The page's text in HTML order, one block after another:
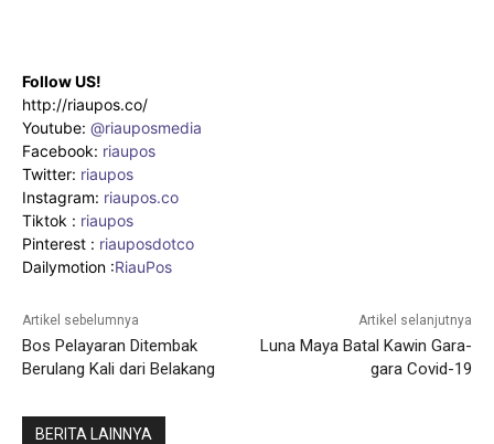
Follow US!
http://riaupos.co/
Youtube: @riauposmedia
Facebook: riaupos
Twitter: riaupos
Instagram: riaupos.co
Tiktok : riaupos
Pinterest : riauposdotco
Dailymotion :RiauPos
Artikel sebelumnya
Bos Pelayaran Ditembak
Berulang Kali dari Belakang
Artikel selanjutnya
Luna Maya Batal Kawin Gara-
gara Covid-19
BERITA LAINNYA